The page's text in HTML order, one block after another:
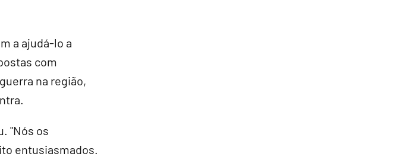
a ajudá-lo a
com
na região,
"Nós os
entusiasmados.